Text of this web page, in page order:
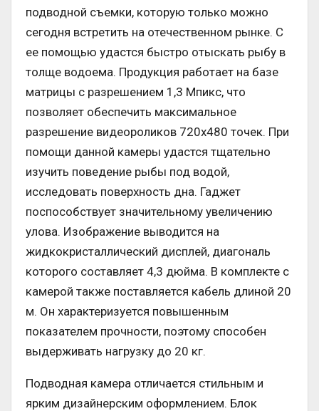
подводной съемки, которую только можно
сегодня встретить на отечественном рынке. С
ее помощью удастся быстро отыскать рыбу в
толще водоема. Продукция работает на базе
матрицы с разрешением 1,3 Мпикс, что
позволяет обеспечить максимальное
разрешение видеороликов 720х480 точек. При
помощи данной камеры удастся тщательно
изучить поведение рыбы под водой,
исследовать поверхность дна. Гаджет
поспособствует значительному увеличению
улова. Изображение выводится на
жидкокристаллический дисплей, диагональ
которого составляет 4,3 дюйма. В комплекте с
камерой также поставляется кабель длиной 20
м. Он характеризуется повышенным
показателем прочности, поэтому способен
выдерживать нагрузку до 20 кг.
Подводная камера отличается стильным и
ярким дизайнерским оформлением. Блок